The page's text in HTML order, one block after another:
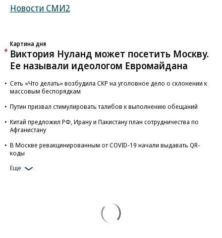
Новости СМИ2
Картина дня
Виктория Нуланд может посетить Москву.
Ее называли идеологом Евромайдана
Сеть «Что делать» возбудила СКР на уголовное дело о склонении к
массовым беспорядкам
Путин призвал стимулировать талибов к выполнению обещаний
Китай предложил РФ, Ирану и Пакистану план сотрудничества по
Афганистану
В Москве ревакцинированным от COVID-19 начали выдавать QR-
коды
Еще